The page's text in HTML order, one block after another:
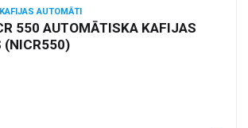
AUTOMĀTI
550 AUTOMĀTISKA KAFIJAS
(NICR550)